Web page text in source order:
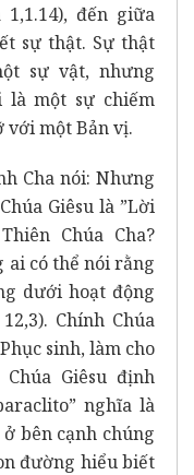
đến giữa
sự thật. Sự thật
sự vật, nhưng
là một sự chiếm
với một Bản vị.
Cha nói: Nhưng
Giêsu là ”Lời
Chúa Cha?
ai có thể nói rằng
dưới hoạt động
Chính Chúa
sinh, làm cho
Giêsu định
nghĩa là
bên cạnh chúng
đường hiểu biết